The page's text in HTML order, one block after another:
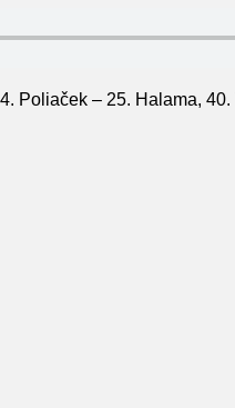
Poliaček – 25. Halama,